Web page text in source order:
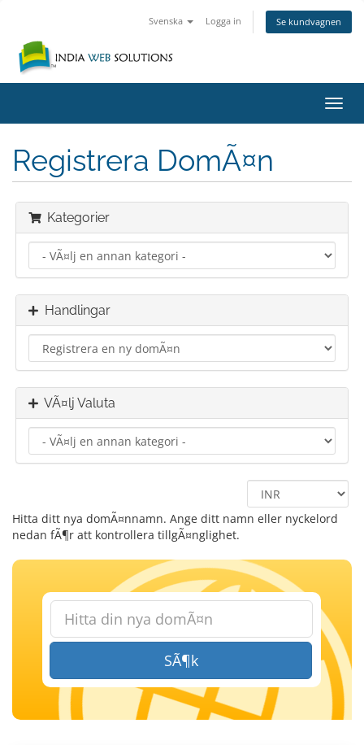
Svenska Logga in Se kundvagnen
Registrera DomÃ¤n
Kategorier
Handlingar
VÃ¤lj Valuta
Hitta ditt nya domÃ¤nnamn. Ange ditt namn eller nyckelord
nedan fÃ¶r att kontrollera tillgÃ¤nglighet.
SÃ¶k